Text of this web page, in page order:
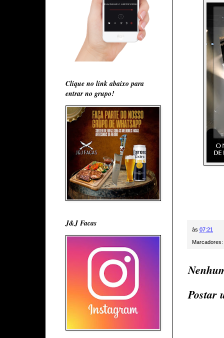
às 07:21
Marcadores:
Postar
Clique no link abaixo para
entrar no grupo!
J&J Facas